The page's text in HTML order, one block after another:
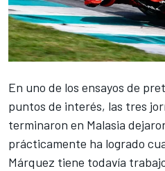
En uno de los ensayos de
puntos de interés, las tres
terminaron en Malasia
prácticamente ha logrado
Márquez tiene todavía